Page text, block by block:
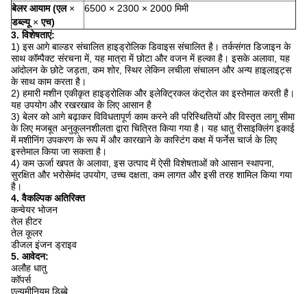
बेलर आयाम (एल×
डब्ल्यू×एच)
6500 × 2300 × 2000 मिमी
3. विशेषताएं:
1) इस आगे बाल्डर संचालित हाइड्रोलिक डिवाइस संचालित है। तर्कसंगत डिजाइन के
साथ कॉम्पैक्ट संरचना में, यह मात्रा में छोटा और वजन में हल्का है। इसके अलावा, यह
आंदोलन के छोटे जड़ता, कम शोर, स्थिर लेकिन लचीला संचालन और अन्य हाइलाइट्स
के साथ काम करता है।
2) हमारी मशीन एकीकृत हाइड्रोलिक और इलेक्ट्रिकल कंट्रोल का इस्तेमाल करती है।
यह उपयोग और रखरखाव के लिए आसान है
3) बेलर को आगे बढ़ाकर विविधतापूर्ण काम करने की परिस्थितियों और विस्तृत लागू सीमा
के लिए मजबूत अनुकूलनशीलता द्वारा चित्रित किया गया है। यह धातु रीसाइक्लिंग इकाई
में मशीनिंग उपकरण के रूप में और कारखाने के कास्टिंग कक्ष में फर्नेस चार्ज के लिए
इस्तेमाल किया जा सकता है।
4) कम ऊर्जा खपत के अलावा, इस उत्पाद में ऐसी विशेषताओं को आसान स्थापना,
सुरक्षित और भरोसेमंद उपयोग, उच्च दक्षता, कम लागत और इसी तरह शामिल किया गया
है।
4. वैकल्पिक अतिरिक्त
कन्वेयर भोजन
तेल हीटर
तेल कूलर
डीजल इंजन ड्राइव
5. आवेदन:
अलौह धातु
कॉपर्स
एल्यूमीनियम डिब्बे